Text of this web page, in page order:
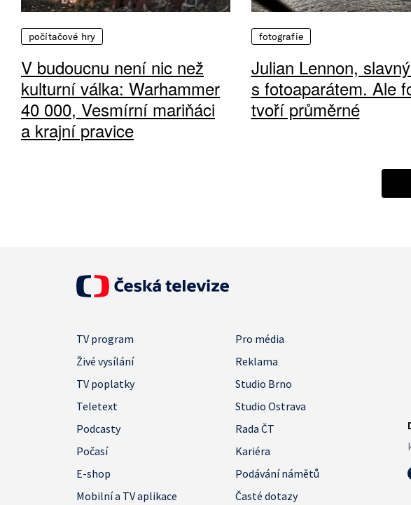
počítačové hry
V budoucnu není nic než
kulturní válka: Warhammer
40 000, Vesmírní mariňáci
a krajní pravice
fotografie
Julian Lennon,
s fotoaparátem. Ale
tvoří průměrné
TV program
Pro média
Živé vysílání
Reklama
TV poplatky
Studio Brno
Teletext
Studio Ostrava
Podcasty
Rada ČT
Počasí
Kariéra
E-shop
Podávání námětů
Mobilní a TV aplikace
Časté dotazy